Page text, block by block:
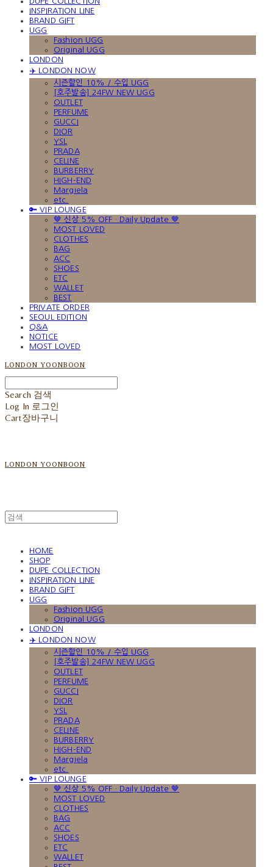
INSPIRATION LINE
BRAND GIFT
UGG
Fashion UGG
Original UGG
LONDON
✈️ LONDON NOW
시즌할인 10% / 수입 UGG
[호주발송] 24FW NEW UGG
OUTLET
PERFUME
GUCCI
DIOR
YSL
PRADA
CELINE
BURBERRY
HIGH-END
Margiela
etc.
🔑 VIP LOUNGE
🤎 신상 5% OFF · Daily Update 🤎
MOST LOVED
CLOTHES
BAG
ACC
SHOES
ETC
WALLET
BEST
PRIVATE ORDER
SEOUL EDITION
Q&A
NOTICE
MOST LOVED
LONDON YOONBOON
Search 검색
Log In 로그인
Cart장바구니
LONDON YOONBOON
HOME
SHOP
DUPE COLLECTION
INSPIRATION LINE
BRAND GIFT
UGG
Fashion UGG
Original UGG
LONDON
✈️ LONDON NOW
시즌할인 10% / 수입 UGG
[호주발송] 24FW NEW UGG
OUTLET
PERFUME
GUCCI
DIOR
YSL
PRADA
CELINE
BURBERRY
HIGH-END
Margiela
etc.
🔑 VIP LOUNGE
🤎 신상 5% OFF · Daily Update 🤎
MOST LOVED
CLOTHES
BAG
ACC
SHOES
ETC
WALLET